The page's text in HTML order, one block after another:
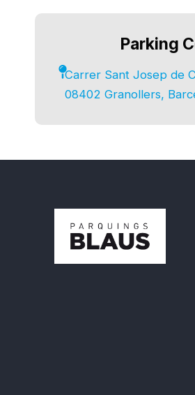
Parking
Carrer Sant Josep de
08402 Granollers,